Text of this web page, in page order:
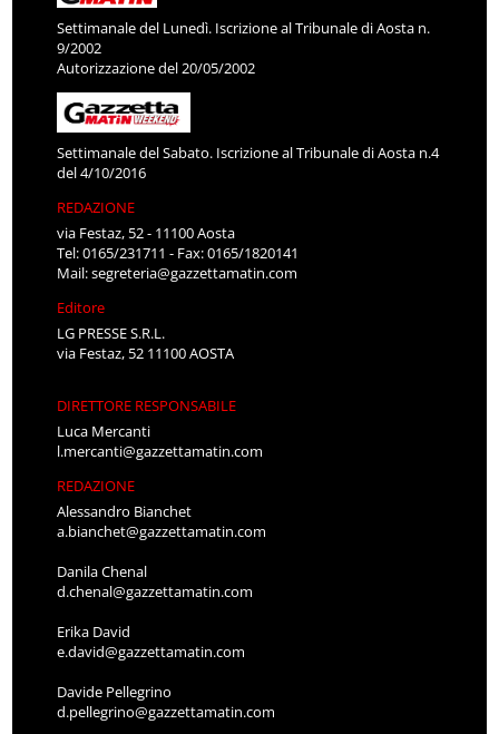
Settimanale del Lunedì. Iscrizione al Tribunale di Aosta n.
9/2002
Autorizzazione del 20/05/2002
Settimanale del Sabato. Iscrizione al Tribunale di Aosta n.4
del 4/10/2016
REDAZIONE
via Festaz, 52 - 11100 Aosta
Tel: 0165/231711 - Fax: 0165/1820141
Mail:segreteria@gazzettamatin.com
Editore
LG PRESSE S.R.L.
via Festaz, 52 11100 AOSTA
DIRETTORE RESPONSABILE
Luca Mercanti
l.mercanti@gazzettamatin.com
REDAZIONE
Alessandro Bianchet
a.bianchet@gazzettamatin.com
Danila Chenal
d.chenal@gazzettamatin.com
Erika David
e.david@gazzettamatin.com
Davide Pellegrino
d.pellegrino@gazzettamatin.com